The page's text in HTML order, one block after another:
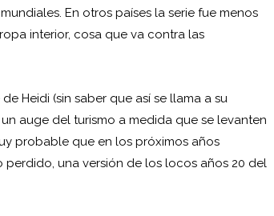
En otros países la serie fue menos
interior, cosa que va contra las
Heidi (sin saber que así se llama a su
auge del turismo a medida que se levanten
probable que en los próximos años
una versión de los locos años 20 del